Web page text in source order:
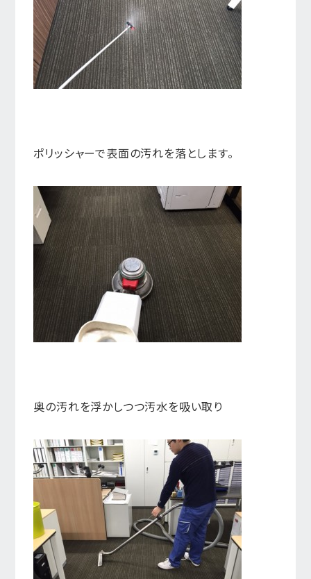
ポリッシャーで表面の汚れを落とします。
奥の汚れを浮かしつつ汚水を吸い取り